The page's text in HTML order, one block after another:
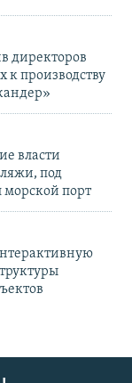
директоров
к производству
власти
под
морской порт